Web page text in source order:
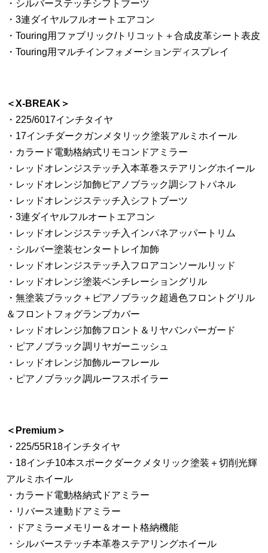
・シルバーステッチシフトブーツ
・3連ダイヤルフルオートエアコン
・Touring用ファブリック/トリコット＋合成皮革シート表皮
・Touring用マルチインフォメーションディスプレイ
＜X-BREAK＞
・225/6017インチタイヤ
・17インチダークガンメタリック塗装アルミホイール
・カラード電動格納式リモコンドアミラー
・レッドオレンジステッチ入本革巻ステアリングホイール
・レッドオレンジ加飾ピアノブラック調シフトパネル
・レッドオレンジステッチ入シフトブーツ
・3連ダイヤルフルオートエアコン
・レッドオレンジステッチ入インパネアッパートリム
・シルバー塗装センタートレイ加飾
・レッドオレンジステッチ入フロアコンソールリッド
・レッドオレンジ塗装ベンチレーショングリル
・無塗装ブラック＋ピアノブラック超過色フロントグリル
＆フロントフォグランプカバー
・レッドオレンジ加飾フロント＆リヤバンパーガード
・ピアノブラック調リヤガーニッシュ
・レッドオレンジ加飾ルーフレール
・ピアノブラック調ルーフスポイラー
＜Premium＞
・225/55R18インチタイヤ
・18インチ10本スポークダークメタリック塗装＋切削光輝
アルミホイール
・カラード電動格納式ドアミラー
・リバース連動ドアミラー
・ドアミラーメモリー＆オート格納機能
・シルバーステッチ本革巻ステアリングホイール